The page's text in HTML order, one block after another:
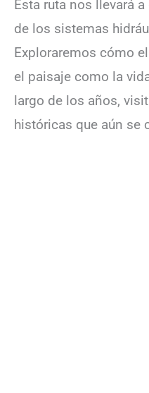
Esta ruta nos llevará
de los sistemas
Exploraremos cómo
el paisaje como la
largo de los años,
históricas que aún se